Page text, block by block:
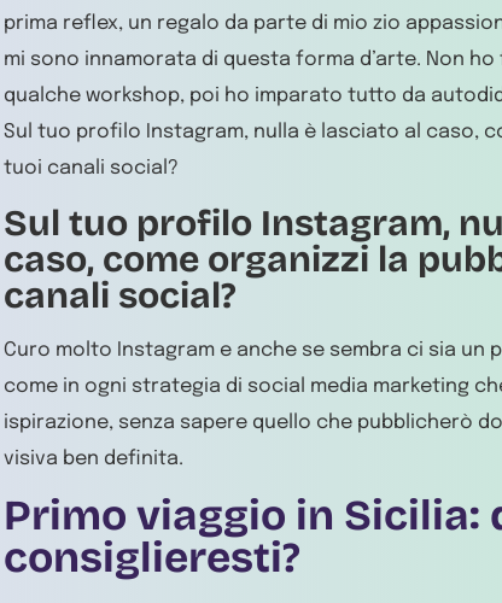
prima reflex, un regalo da parte di mio zio
mi sono innamorata di questa forma d’arte. Non
qualche workshop, poi ho imparato tutto da
Sul tuo profilo Instagram, nulla è lasciato al caso,
tuoi canali social?
Sul tuo profilo Instagram,
caso, come organizzi la
canali social?
Curo molto Instagram e anche se sembra ci sia un
come in ogni strategia di social media marketing
ispirazione, senza sapere quello che pubblicherò
visiva ben definita.
Primo viaggio in
consiglieresti?